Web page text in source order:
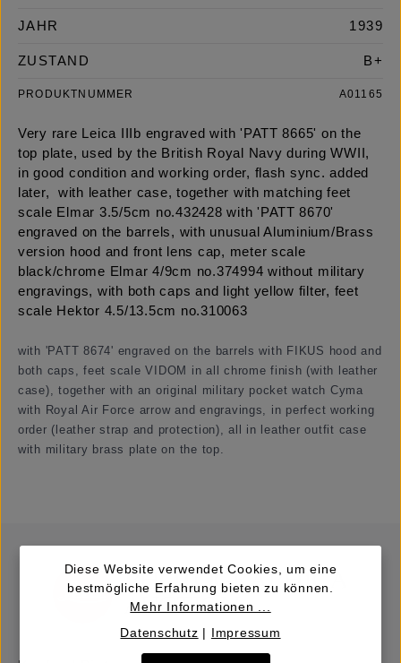
JAHR 1939
ZUSTAND B+
PRODUKTNUMMER A01165
Very rare Leica IIIb engraved with 'PATT 8665' on the
top plate, used by the British Royal Navy during WWII,
in good condition and working order, flash sync. added
later, with leather case, together with matching feet
scale Elmar 3.5/5cm no.432428 with 'PATT 8670'
engraved on the barrels, with unusual Aluminium/Brass
version hood and front lens cap, meter scale
black/chrome Elmar 4/9cm no.374994 without military
engravings, with both caps and light yellow filter, feet
scale Hektor 4.5/13.5cm no.310063
with 'PATT 8674' engraved on the barrels with FIKUS hood and
both caps, feet scale VIDOM in all chrome finish (with leather
case), together with an original military pocket watch Cyma
with Royal Air Force arrow and engravings, in perfect working
order (leather strap and protection), all in leather outfit case
with military brass plate on the top.
Diese Website verwendet Cookies, um eine
bestmögliche Erfahrung bieten zu können.
Mehr Informationen ...
Datenschutz | Impressum